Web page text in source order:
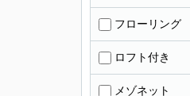
フローリング
ロフト付き
メゾネット